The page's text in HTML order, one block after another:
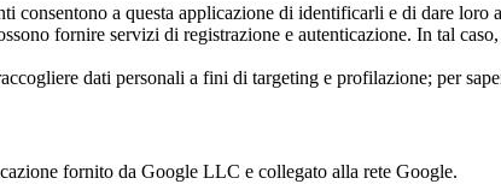
consentono a questa applicazione di identificarli e di dare loro
fornire servizi di registrazione e autenticazione. In tal
dati personali a fini di targeting e profilazione; per
fornito da Google LLC e collegato alla rete Google.